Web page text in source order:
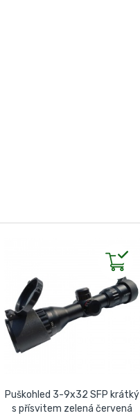
Puškohled 3-9x32 SFP krátký
s přísvitem zelená červená